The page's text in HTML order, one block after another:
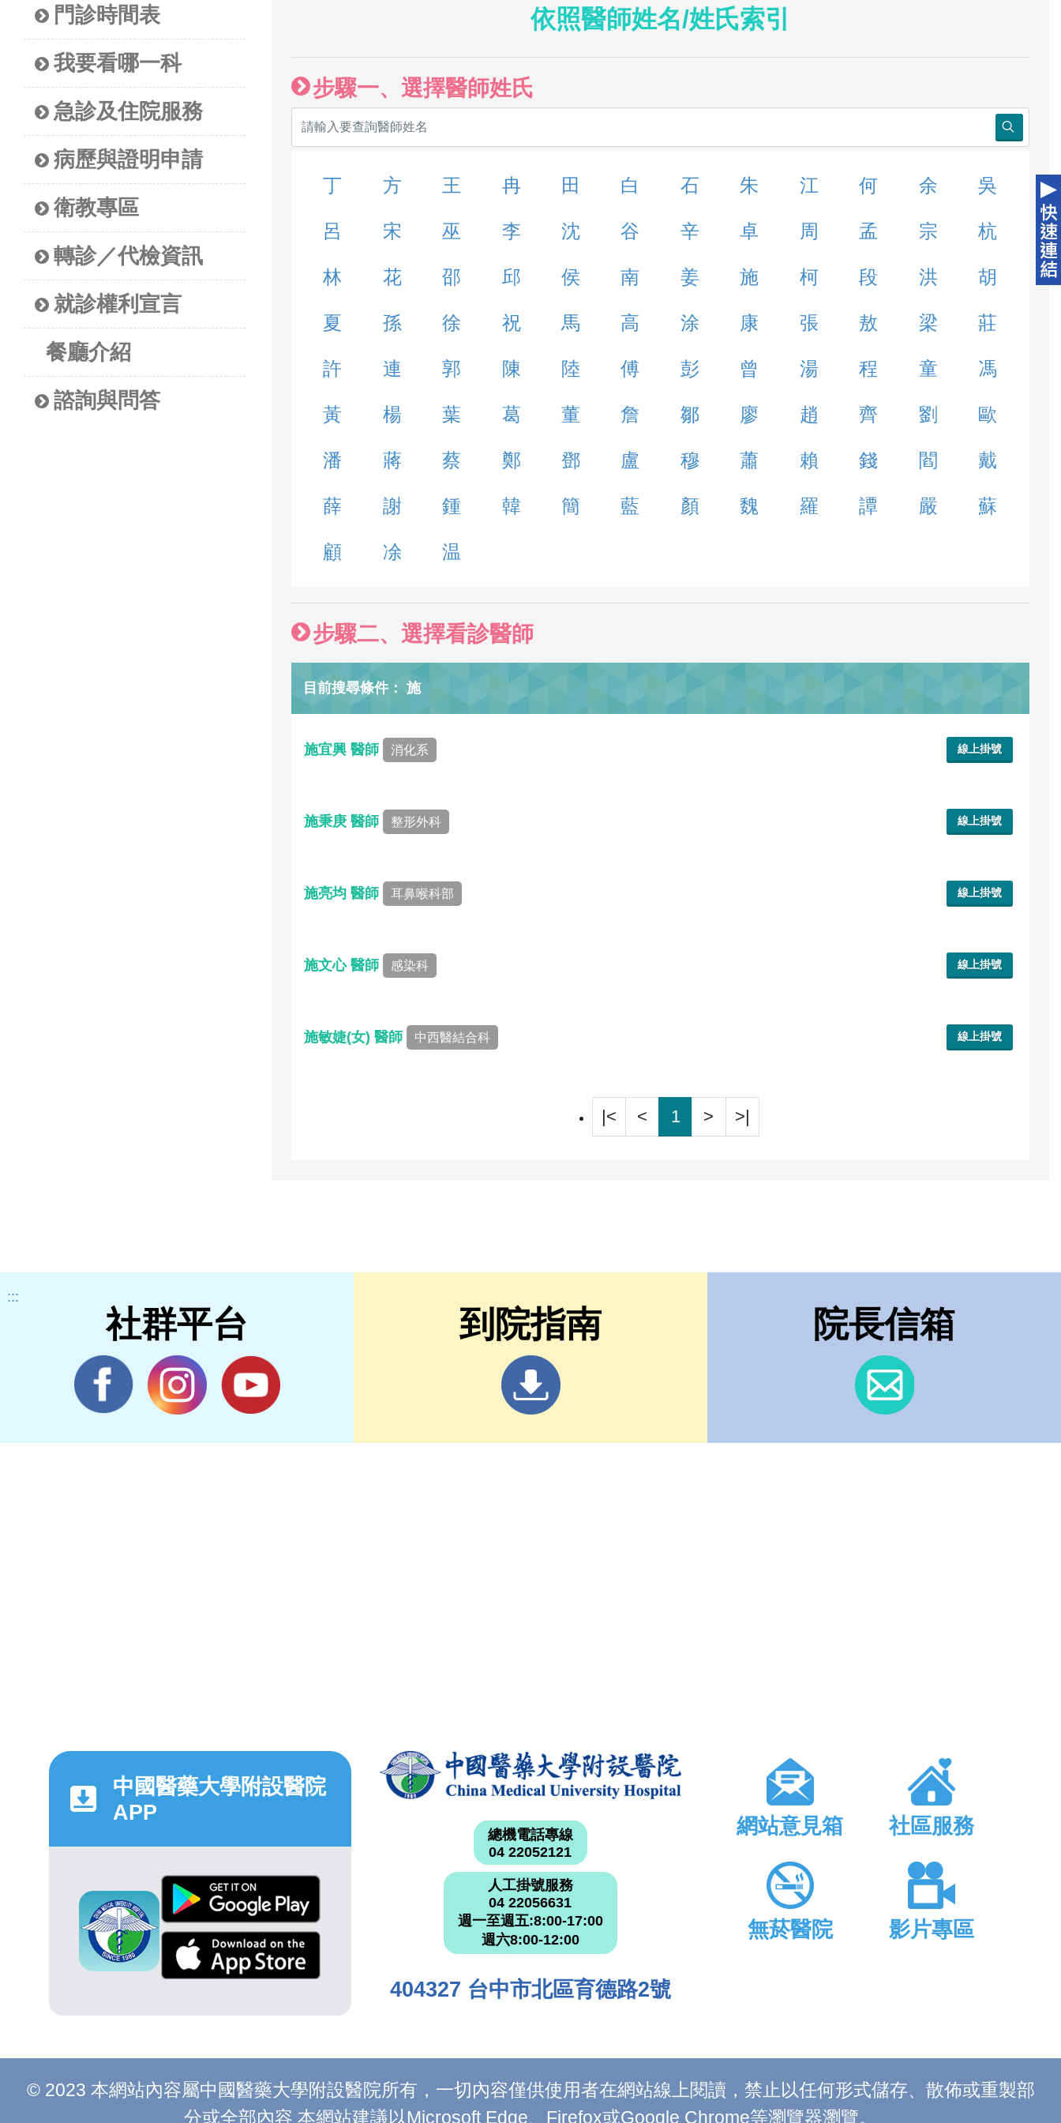
門診時間表
我要看哪一科
急診及住院服務
病歷與證明申請
衛教專區
轉診／代檢資訊
就診權利宣言
餐廳介紹
諮詢與問答
依照醫師姓名/姓氏索引
步驟一、選擇醫師姓氏
丁 方 王 冉 田 白 石 朱 江 何 余 吳
呂 宋 巫 李 沈 谷 辛 卓 周 孟 宗 杭
林 花 邵 邱 侯 南 姜 施 柯 段 洪 胡
夏 孫 徐 祝 馬 高 涂 康 張 敖 梁 莊
許 連 郭 陳 陸 傅 彭 曾 湯 程 童 馮
黃 楊 葉 葛 董 詹 鄒 廖 趙 齊 劉 歐
潘 蔣 蔡 鄭 鄧 盧 穆 蕭 賴 錢 閻 戴
薛 謝 鍾 韓 簡 藍 顏 魏 羅 譚 嚴 蘇
顧 凃 温
步驟二、選擇看診醫師
目前搜尋條件： 施
施宜興 醫師 消化系 線上掛號
施秉庚 醫師 整形外科 線上掛號
施亮均 醫師 耳鼻喉科部 線上掛號
施文心 醫師 感染科 線上掛號
施敏婕(女) 醫師 中西醫結合科 線上掛號
|< < 1 > >|
:::
社群平台 到院指南 院長信箱
中國醫藥大學附設醫院
APP
總機電話專線
04 22052121
人工掛號服務
04 22056631
週一至週五:8:00-17:00
週六8:00-12:00
404327 台中市北區育德路2號
網站意見箱 社區服務
無菸醫院 影片專區
© 2023 本網站內容屬中國醫藥大學附設醫院所有，一切內容僅供使用者在網站線上閱讀，禁止以任何形式儲存、散佈或重製部
分或全部內容 本網站建議以Microsoft Edge、Firefox或Google Chrome等瀏覽器瀏覽。